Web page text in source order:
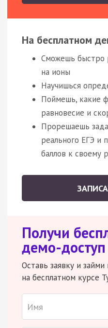
На бесплатном
Сможешь быстро
на ионы
Научишься
Поймешь, какие
равновесие и
Прорешаешь
реального ЕГЭ и
баллов к своему
Получи
демо-доступ
Оставь заявку и займи
на бесплатном курсе